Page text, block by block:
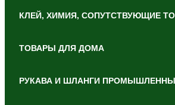
КЛЕЙ, ХИМИЯ, СОПУТСТВУЮЩИЕ
ТОВАРЫ ДЛЯ ДОМА
РУКАВА И ШЛАНГИ